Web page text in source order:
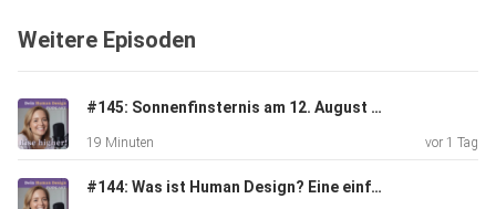
Wann? 17. September von 10:00 bis 11:30
Weitere Episoden
#145: Sonnenfinsternis am 12. August - Das kosmische Event, das du nicht ignorieren solltest
19 Minuten vor 1 Tag
#144: Was ist Human Design? Eine einfache Erklarung!